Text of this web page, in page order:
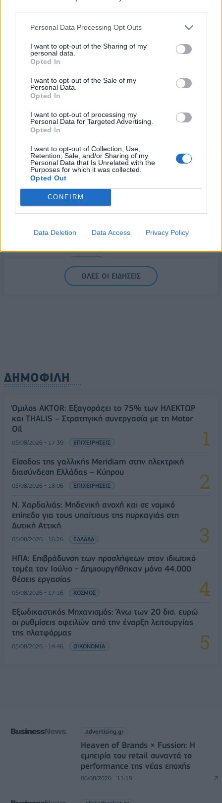
Personal Data Processing Opt Outs
I want to opt-out of the Sharing of my
personal data.
Opted In
I want to opt-out of the Sale of my
Personal Data.
Opted In
I want to opt-out of processing my
Personal Data for Targeted Advertising.
Opted In
I want to opt-out of Collection, Use,
Retention, Sale, and/or Sharing of my
Personal Data that Is Unrelated with the
Purposes for which it was collected.
Opted Out
CONFIRM
Data Deletion Data Access Privacy Policy
Χρηματιστήριο: Στις 2.628,25 μονάδες ο Γενικός
Άνοιξε η πλατφόρμα για ενισχύσεις de minimis
ύψους 24,6 εκατ. ευρώ σε παραγωγούς
06/08/2026 - 13:08 ΟΙΚΟΝΟΜΙΑ
Χρηματοδότηση 8 εκατ. ευρώ σε 843 μέσα
ενίσχυσης του Τύπου
06/08/2026 - 13:05
LIDL HELLAS: Διεθνώς αναγνωρισμένα κρασιά στην
κορυφαία σχέση ποιότητας-τιμής
06/08/2026 - 12:55 ΕΠΙΧΕΙΡΗΣΕΙΣ
JUMBO: Αύξηση πωλήσεων 5% το επτάμηνο του
2026
SoftBank: Μειωμένα 17,7% τα καθαρά κέρδη του
ΟΛΕΣ ΟΙ ΕΙΔΗΣΕΙΣ
ΔΗΜΟΦΙΛΗ
Όμιλος AKTOR: Εξαγοράζει το 75% των ΗΛΕΚΤΩΡ
και THALIS – Στρατηγική συνεργασία με τη Motor
Oil
05/08/2026 - 17:39 ΕΠΙΧΕΙΡΗΣΕΙΣ
Είσοδος της γαλλικής Meridiam στην ηλεκτρική
διασύνδεση Ελλάδας – Κύπρου
05/08/2026 - 18:06 ΕΠΙΧΕΙΡΗΣΕΙΣ
Ν. Χαρδαλιάς: Μηδενική ανοχή και σε νομικό
επίπεδο για τους υπαίτιους της πυρκαγιάς στη
Δυτική Αττική
05/08/2026 - 16:26 ΕΛΛΑΔΑ
ΗΠΑ: Επιβράδυνση των προσλήψεων στον ιδιωτικό
τομέα τον Ιούλιο - Δημιουργήθηκαν μόνο 44.000
θέσεις εργασίας
05/08/2026 - 17:16 ΚΟΣΜΟΣ
Εξωδικαστικός Μηχανισμός: Άνω των 20 δισ. ευρώ
οι ρυθμίσεις οφειλών από την έναρξη λειτουργίας
της πλατφόρμας
05/08/2026 - 14:46 ΟΙΚΟΝΟΜΙΑ
advertising.gr
Heaven of Brands × Fussion: Η
εμπειρία του retail συναντά το
performance της νέας εποχής
06/08/2026 - 11:19